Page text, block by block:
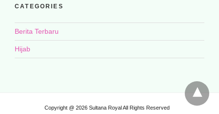
CATEGORIES
Berita Terbaru
Hijab
Copyright @ 2026 Sultana Royal All Rights Reserved